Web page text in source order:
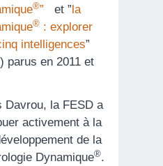
®” et ”la
® : explorer
intelligences”
parus en 2011 et
Davrou, la FESD a
activement à la
de la
Dynamique®.